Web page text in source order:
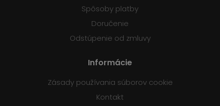
Spôsoby platby
Doručenie
Odstúpenie od zmluvy
Informácie
Zásady používania súborov cookie
Kontakt